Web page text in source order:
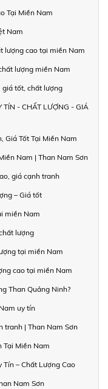
Tại Miền Nam
Nam
lượng cao tại miền Nam
lượng miền Nam
giá tốt, chất lượng
- CHẤT LƯỢNG - GIÁ
Giá Tốt Tại Miền Nam
Nam | Than Nam Sơn
giá cạnh tranh
– Giá tốt
miền Nam
lượng
tại miền Nam
cao tại miền Nam
Than Quảng Ninh?
uy tín
tranh | Than Nam Sơn
Tại Miền Nam
Tín – Chất Lượng Cao
Nam Sơn